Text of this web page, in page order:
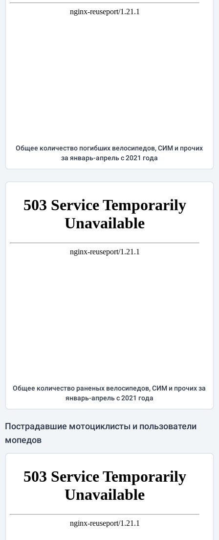
Общее количество погибших велосипедов, СИМ и прочих
за январь-апрельс 2021 года
Общее количество раненых велосипедов, СИМ и прочих за
январь-апрельс 2021 года
Пострадавшие мотоциклисты и пользователи
мопедов